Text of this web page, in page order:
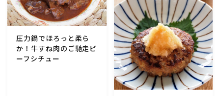
野菜料理(ズッキーニ・コーン・いんげん・そら豆・え
野菜料理(玉ねぎ・ねぎ・アボカド・青梗菜・セロリ・
圧力鍋でほろっと柔ら
か！牛すね肉のご馳走ビ
ーフシチュー